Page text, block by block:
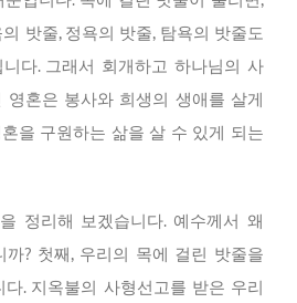
밧줄, 정욕의 밧줄, 탐욕의 밧줄도
다. 그래서 회개하고 하나님의 사
영혼은 봉사와 희생의 생애를 살게
을 구원하는 삶을 살 수 있게 되는
정리해 보겠습니다. 예수께서 왜
까? 첫째, 우리의 목에 걸린 밧줄을
. 지옥불의 사형선고를 받은 우리